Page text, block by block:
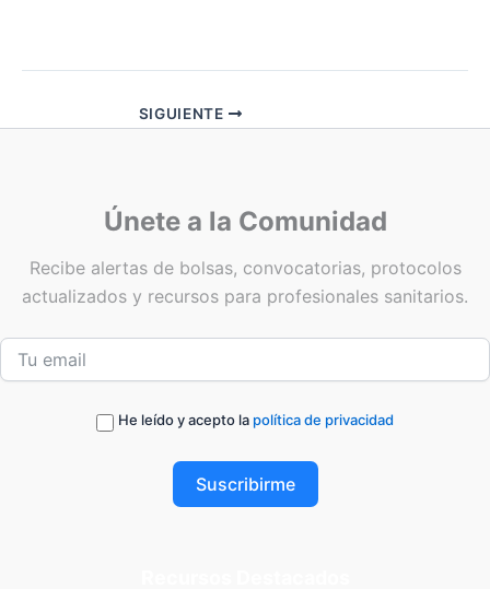
SIGUIENTE
Únete a la Comunidad
Recibe alertas de bolsas, convocatorias, protocolos
actualizados y recursos para profesionales sanitarios.
He leído y acepto la política de privacidad
Suscribirme